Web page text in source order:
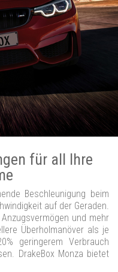
für all Ihre
Beschleunigung beim
auf der Geraden.
und mehr
Überholmanöver als je
geringerem Verbrauch
DrakeBox Monza bietet